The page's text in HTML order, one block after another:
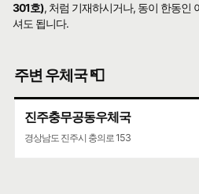
301호), 처럼 기재하시거나, 동이 한동인
셔도 됩니다.
주변 우체국 📮
진주충무공동우체국
경상남도 진주시 충의로 153